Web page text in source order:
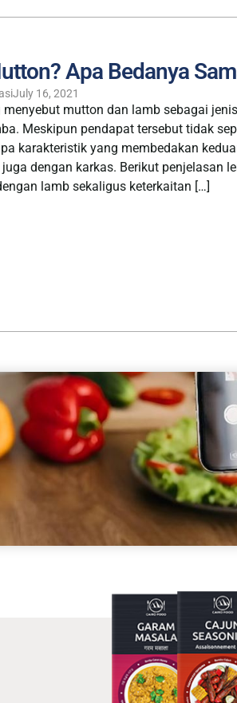
Apa Bedanya
July 16, 2021
menyebut mutton dan lamb sebagai
Meskipun pendapat tersebut tidak
karakteristik yang membedakan
dengan karkas. Berikut penjelasan
lamb sekaligus keterkaitan […]